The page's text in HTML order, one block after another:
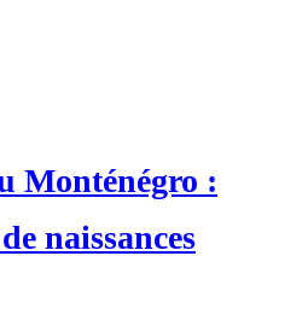
Monténégro :
naissances